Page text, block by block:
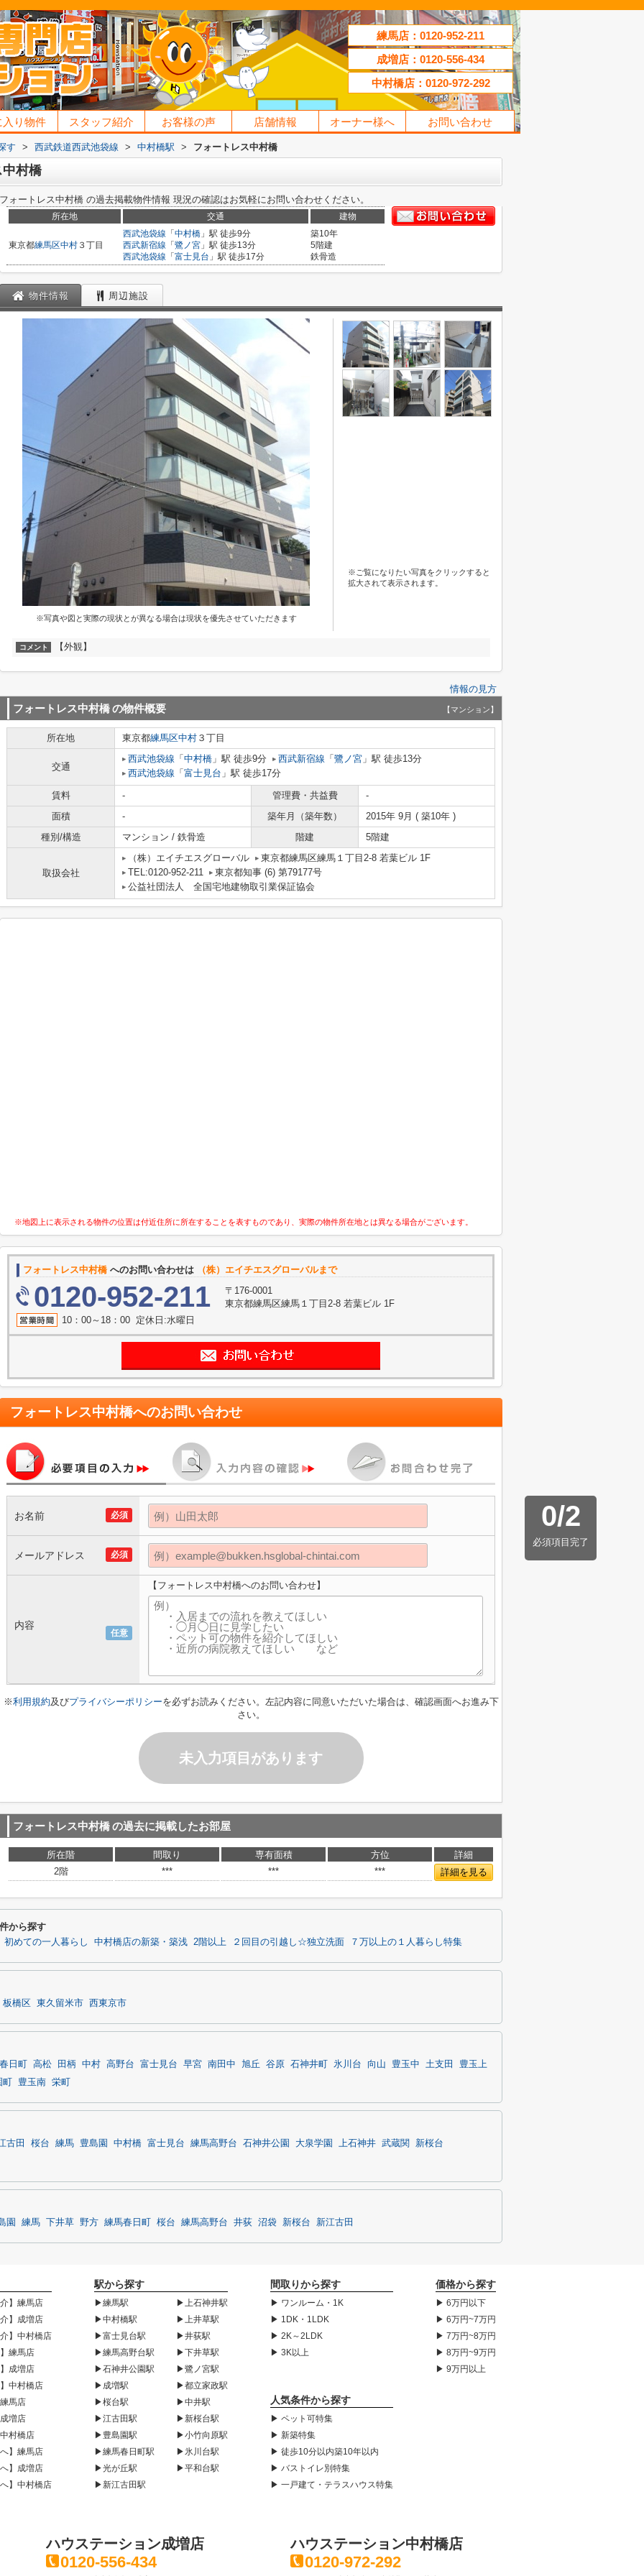
練馬店：0120-952-211
成増店：0120-556-434
中村橋店：0120-972-292
り物件 スタッフ紹介 お客様の声 店舗情報 オーナー様へ お問い合わせ
す > 西武鉄道西武池袋線 > 中村橋駅 > フォートレス中村橋
村橋
フォートレス中村橋 の過去掲載物件情報 現況の確認はお気軽にお問い合わせください。
所在地 交通 建物
東京都練馬区中村 ３丁目
西武池袋線 「 中村橋 」駅 徒歩9分
西武新宿線 「 鷺ノ宮 」駅 徒歩13分
西武池袋線 「 富士見台 」駅 徒歩17分
築10年
5階建
鉄骨造
物件情報 周辺施設
※写真や図と実際の現状とが異なる場合は現状を優先させていただきます
※ご覧になりたい写真をクリックすると
拡大されて表示されます。
コメント 【外観】
情報の見方
フォートレス中村橋の物件概要 【マンション】
所在地 東京都練馬区中村 ３丁目
交通
西武池袋線 「 中村橋 」駅 徒歩9分 西武新宿線 「 鷺ノ宮 」駅 徒歩13分
西武池袋線 「 富士見台 」駅 徒歩17分
賃料 - 管理費・共益費
-
面積
- 築年月（築年数）
2015年 9月 ( 築10年 )
種別/構造
マンション / 鉄骨造 階建 5階建
取扱会社
（株）エイチエスグローバル
東京都練馬区練馬１丁目2-8 若葉ビル 1F
TEL:0120-952-211
東京都知事 (6) 第79177号
公益社団法人 全国宅地建物取引業保証協会
※地図上に表示される物件の位置は付近住所に所在することを表すものであり、実際の物件所在地とは異なる場合がございます。
フォートレス中村橋 へのお問い合わせは （株）エイチエスグローバルまで
0120-952-211
〒176-0001
東京都練馬区練馬１丁目2-8 若葉ビル 1F
10：00～18：00 定休日:水曜日
フォートレス中村橋へのお問い合わせ
0/2
必須項目完了
必須
お名前
必須
メールアドレス
任意
内容
【フォートレス中村橋へのお問い合わせ】
※利用規約及びプライバシーポリシーを必ずお読みください。左記内容に同意いただいた場合は、確認画面へお進み下
さい。
未入力項目があります
フォートレス中村橋の過去に掲載したお部屋
所在階 間取り 専有面積 方位
詳細
2階
*** *** *** 詳細を見る
から探す
初めての一人暮らし 中村橋店の新築・築浅 2階以上 ２回目の引越し☆独立洗面 ７万以上の１人暮らし特集
板橋区 東久留米市 西東京市
春日町 高松 田柄 中村 高野台 富士見台 早宮 南田中 旭丘 谷原 石神井町 氷川台 向山 豊玉中 土支田
豊玉上
豊玉南 栄町
古田 桜台 練馬 豊島園 中村橋 富士見台 練馬高野台 石神井公園 大泉学園 上石神井 武蔵関 新桜台
園 練馬 下井草 野方 練馬春日町 桜台 練馬高野台 井荻 沼袋 新桜台 新江古田
】練馬店
】成増店
】中村橋店
練馬店
成増店
中村橋店
馬店
増店
村橋店
】練馬店
】成増店
】中村橋店
駅から探す
▶練馬駅
▶中村橋駅
▶富士見台駅
▶練馬高野台駅
▶石神井公園駅
▶成増駅
▶桜台駅
▶江古田駅
▶豊島園駅
▶練馬春日町駅
▶光が丘駅
▶新江古田駅
▶上石神井駅
▶上井草駅
▶井荻駅
▶下井草駅
▶鷺ノ宮駅
▶都立家政駅
▶中井駅
▶新桜台駅
▶小竹向原駅
▶氷川台駅
▶平和台駅
間取りから探す
▶ ワンルーム・1K
▶ 1DK・1LDK
▶ 2K～2LDK
▶ 3K以上
人気条件から探す
▶ ペット可特集
▶ 新築特集
▶ 徒歩10分以内築10年以内
▶ バストイレ別特集
▶ 一戸建て・テラスハウス特集
価格から探す
▶ 6万円以下
▶ 6万円~7万円
▶ 7万円~8万円
▶ 8万円~9万円
▶ 9万円以上
ハウステーション成増店
0120-556-434
ハウステーション中村橋店
0120-972-292